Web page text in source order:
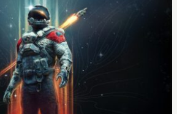
l'Obsidian d'aujourd'hui n'est plus
y a 15 ans. Mais bon, OK, on
fantasmer.A.